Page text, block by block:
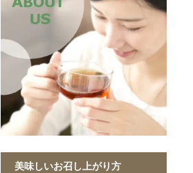
美味しいお召し上がり方